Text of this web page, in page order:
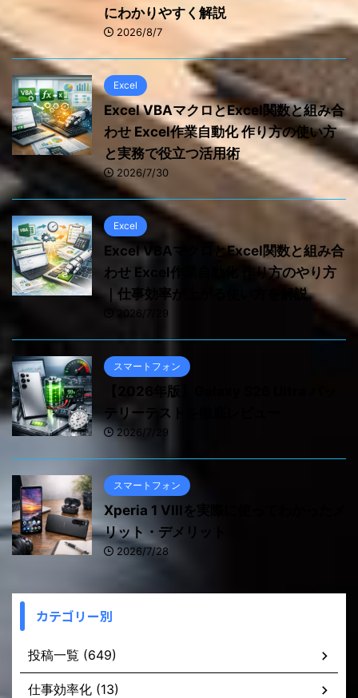
にわかりやすく解説
2026/8/7
Excel
Excel VBAマクロとExcel関数と組み合
わせ Excel作業自動化 作り方の使い方
と実務で役立つ活用術
2026/7/30
Excel
Excel VBAマクロとExcel関数と組み合
わせ Excel作業自動化 作り方のやり方
｜仕事効率が上がる使い方を解説
2026/7/29
スマートフォン
【2026年版】Galaxy S26 Ultra バッ
テリーテストを徹底レビュー
2026/7/29
スマートフォン
Xperia 1 VIIIを実際に使ってわかったメ
リット・デメリット
2026/7/28
カテゴリー別
投稿一覧 (649)
仕事効率化 (13)